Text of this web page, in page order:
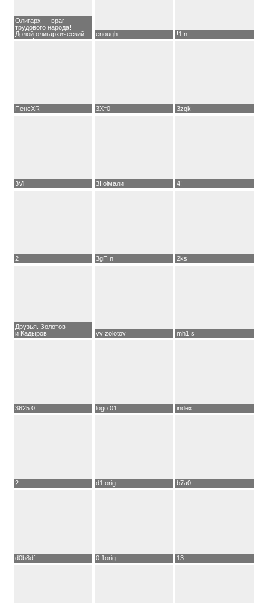
Олигарх — враг
трудового народа!
Долой олигархический
класс!
enough !1 n
ПенсXR 3Xт0 3zqk
3Vi 3IIоiмaли 4!
2 3gП n 2ks
Друзья. Золотов
и Кадыров
vv zolotov mh1 s
3625 0 logo 01 index
2 d1 orig b7a0
d0b8df 0 1orig 13